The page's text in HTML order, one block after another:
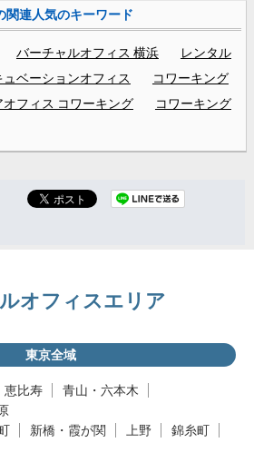
関連人気のキーワード
バーチャルオフィス 横浜
レンタル
ュベーションオフィス
コワーキング
オフィス コワーキング
コワーキング
オフィスエリア
東京全域
恵比寿
青山・六本木
新橋・霞が関 上野
錦糸町